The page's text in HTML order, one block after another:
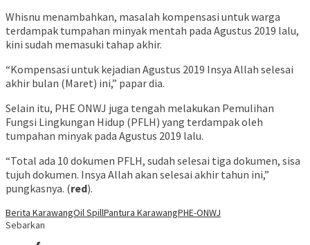
Whisnu menambahkan, masalah kompensasi untuk warga
terdampak tumpahan minyak mentah pada Agustus 2019 lalu,
kini sudah memasuki tahap akhir.
“Kompensasi untuk kejadian Agustus 2019 Insya Allah selesai
akhir bulan (Maret) ini,” papar dia.
Selain itu, PHE ONWJ juga tengah melakukan Pemulihan
Fungsi Lingkungan Hidup (PFLH) yang terdampak oleh
tumpahan minyak pada Agustus 2019 lalu.
“Total ada 10 dokumen PFLH, sudah selesai tiga dokumen, sisa
tujuh dokumen. Insya Allah akan selesai akhir tahun ini,”
pungkasnya. (red).
Berita KarawangOil SpillPantura KarawangPHE-ONWJ
Sebarkan